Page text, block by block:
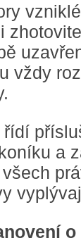
vždy
řídí
a